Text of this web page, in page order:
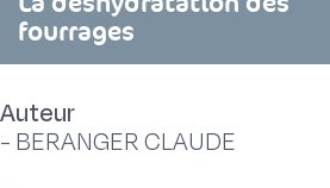
fourrages
Auteur
- BERANGER CLAUDE